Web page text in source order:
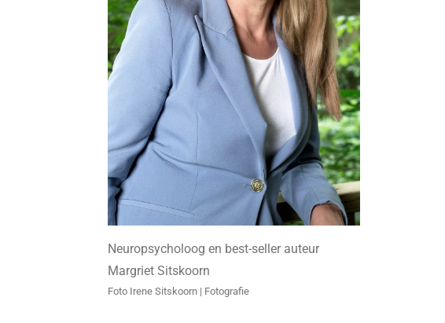
Neuropsycholoog en best-seller auteur
Margriet Sitskoorn
Foto Irene Sitskoorn | Fotografie